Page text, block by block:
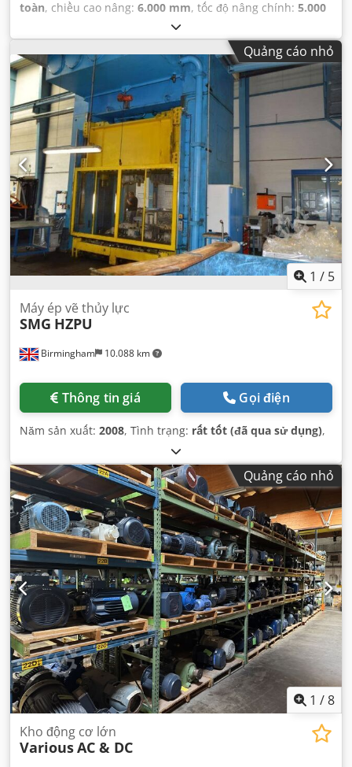
toàn, chiều cao nâng: 6.000 mm, tốc độ nâng chính: 5.000
Quảng cáo nhỏ
1 / 5
Birmingham 10.088 km
Máy ép vẽ thủy lực
SMG HZPU
Thông tin giá Gọi điện
Năm sản xuất: 2008, Tình trạng: rất tốt (đã qua sử dụng),
Quảng cáo nhỏ
1 /8
Kho động cơ lớn
VariousAC & DC